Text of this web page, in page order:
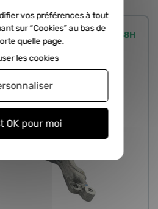
Expédié sous 24/48H
vos préférences à tout
sur “Cookies” au bas de
quelle page.
OK pour moi
les cookies